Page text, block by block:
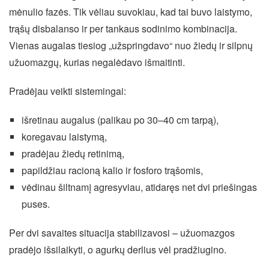
mėnulio fazės. Tik vėliau suvokiau, kad tai buvo laistymo,
trąšų disbalanso ir per tankaus sodinimo kombinacija.
Vienas augalas tiesiog „užspringdavo“ nuo žiedų ir silpnų
užuomazgų, kurias negalėdavo išmaitinti.
Pradėjau veikti sistemingai:
išretinau augalus (palikau po 30–40 cm tarpą),
koregavau laistymą,
pradėjau žiedų retinimą,
papildžiau racioną kalio ir fosforo trąšomis,
vėdinau šiltnamį agresyviau, atidaręs net dvi priešingas
puses.
Per dvi savaites situacija stabilizavosi – užuomazgos
pradėjo išsilaikyti, o agurkų derlius vėl pradžiugino.